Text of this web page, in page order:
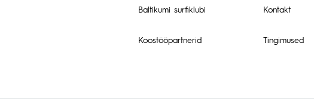
Baltikumi surfiklubi
Koostööpartnerid
Kontakt
Tingimused